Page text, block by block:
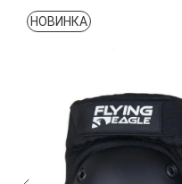
НОВИНКА